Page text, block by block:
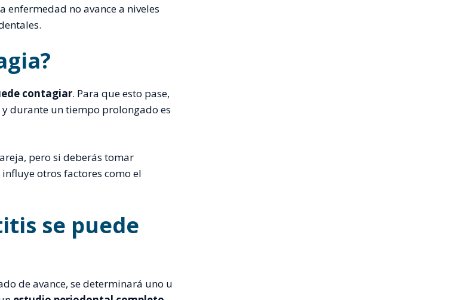
no avance a niveles
contagiar. Para que esto pase,
durante un tiempo prolongado es
pero si deberás tomar
otros factores como el
se puede
de avance, se determinará uno u